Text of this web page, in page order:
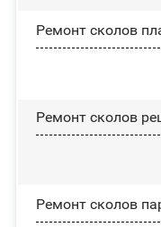
Ремонт сколов
Ремонт сколов
Ремонт сколов